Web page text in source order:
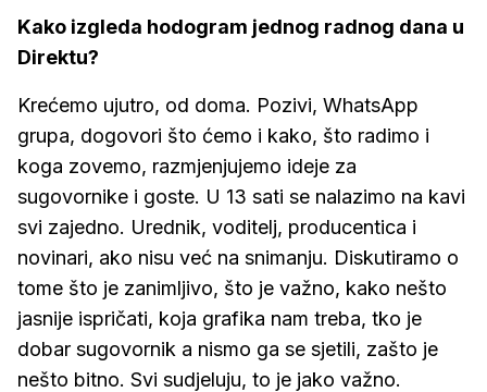
Kako izgleda hodogram jednog radnog dana u
Direktu?
Krećemo ujutro, od doma. Pozivi, WhatsApp
grupa, dogovori što ćemo i kako, što radimo i
koga zovemo, razmjenjujemo ideje za
sugovornike i goste. U 13 sati se nalazimo na kavi
svi zajedno. Urednik, voditelj, producentica i
novinari, ako nisu već na snimanju. Diskutiramo o
tome što je zanimljivo, što je važno, kako nešto
jasnije ispričati, koja grafika nam treba, tko je
dobar sugovornik a nismo ga se sjetili, zašto je
nešto bitno. Svi sudjeluju, to je jako važno.